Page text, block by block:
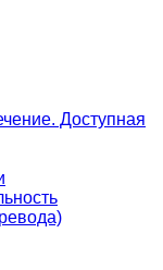
Доступная